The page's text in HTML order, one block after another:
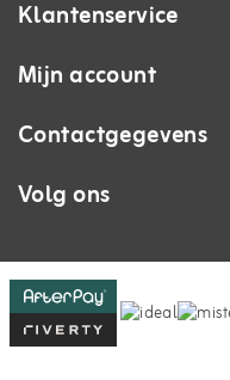
Klantenservice
Mijn account
Contactgegevens
Volg ons